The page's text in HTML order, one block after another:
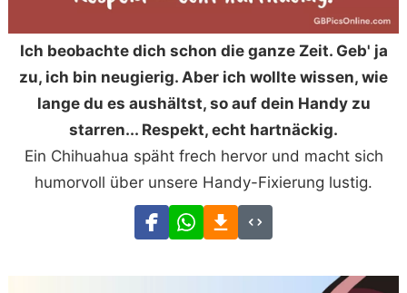
Ich beobachte dich schon die ganze Zeit. Geb' ja
zu, ich bin neugierig. Aber ich wollte wissen, wie
lange du es aushältst, so auf dein Handy zu
starren... Respekt, echt hartnäckig.
Ein Chihuahua späht frech hervor und macht sich
humorvoll über unsere Handy-Fixierung lustig.